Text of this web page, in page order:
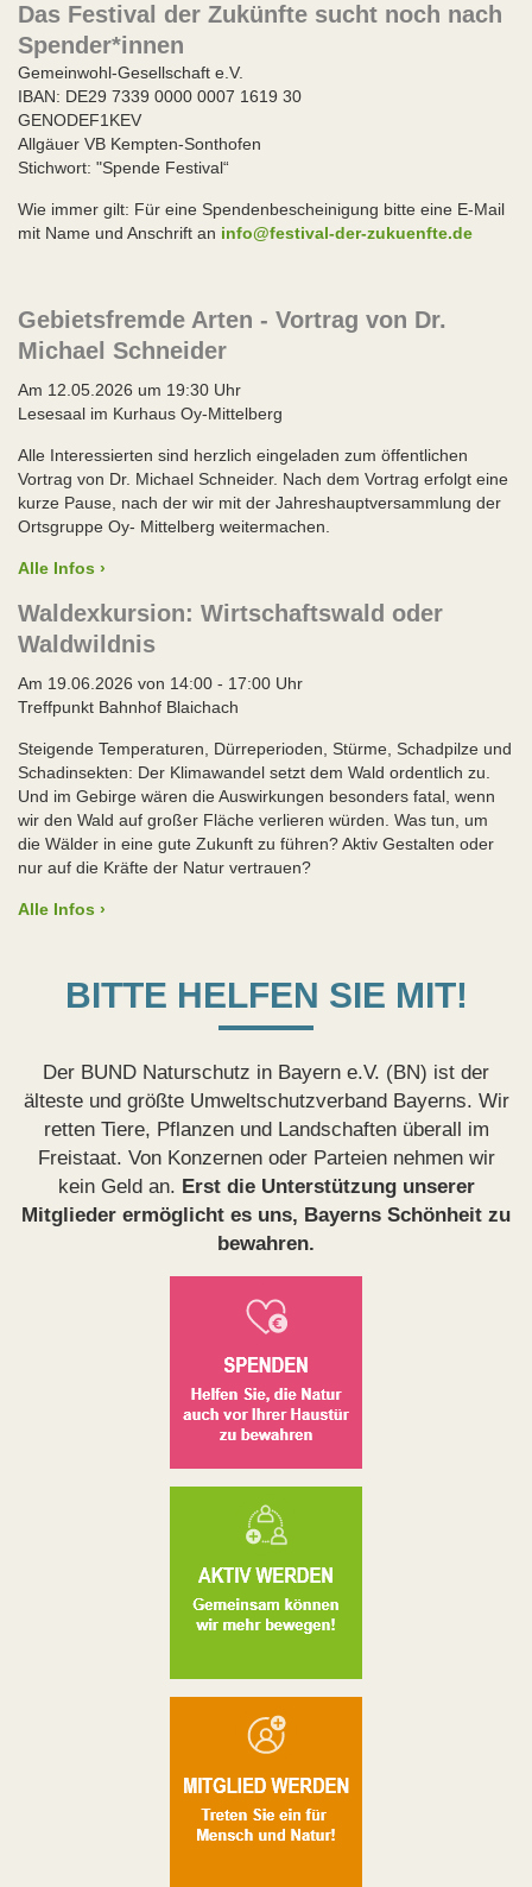
Das Festival der Zukünfte sucht noch nach
Spender*innen
Gemeinwohl-Gesellschaft e.V.
IBAN: DE29 7339 0000 0007 1619 30
GENODEF1KEV
Allgäuer VB Kempten-Sonthofen
Stichwort: "Spende Festival“
Wie immer gilt: Für eine Spendenbescheinigung bitte eine E-Mail
mit Name und Anschrift an info@festival-der-zukuenfte.de
Gebietsfremde Arten - Vortrag von Dr.
Michael Schneider
Am 12.05.2026 um 19:30 Uhr
Lesesaal im Kurhaus Oy-Mittelberg
Alle Interessierten sind herzlich eingeladen zum öffentlichen
Vortrag von Dr. Michael Schneider. Nach dem Vortrag erfolgt eine
kurze Pause, nach der wir mit der Jahreshauptversammlung der
Ortsgruppe Oy- Mittelberg weitermachen.
Alle Infos ›
Waldexkursion: Wirtschaftswald oder
Waldwildnis
Am 19.06.2026 von 14:00 - 17:00 Uhr
Treffpunkt Bahnhof Blaichach
Steigende Temperaturen, Dürreperioden, Stürme, Schadpilze und
Schadinsekten: Der Klimawandel setzt dem Wald ordentlich zu.
Und im Gebirge wären die Auswirkungen besonders fatal, wenn
wir den Wald auf großer Fläche verlieren würden. Was tun, um
die Wälder in eine gute Zukunft zu führen? Aktiv Gestalten oder
nur auf die Kräfte der Natur vertrauen?
Alle Infos ›
BITTE HELFEN SIE MIT!
Der BUND Naturschutz in Bayern e.V. (BN) ist der
älteste und größte Umweltschutzverband Bayerns. Wir
retten Tiere, Pflanzen und Landschaften überall im
Freistaat. Von Konzernen oder Parteien nehmen wir
kein Geld an. Erst die Unterstützung unserer
Mitglieder ermöglicht es uns, Bayerns Schönheit zu
bewahren.